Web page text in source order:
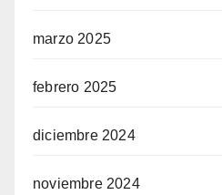
marzo 2025
febrero 2025
diciembre 2024
noviembre 2024